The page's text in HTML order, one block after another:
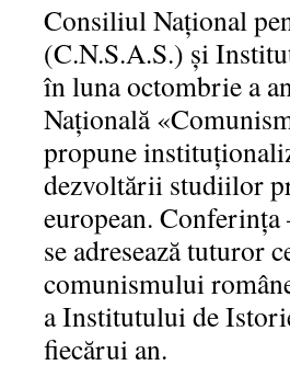
Consiliul Naţional
(C.N.S.A.S.) şi
în luna octombrie a
Naţională
propune
dezvoltării studiilor
european.
se adresează tuturor
comunismului
a Institutului de
fiecărui an.